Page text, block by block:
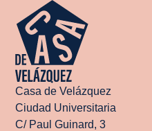
Casa de Velázquez
Ciudad Universitaria
C/ Paul Guinard, 3